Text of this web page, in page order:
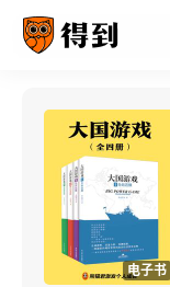
电子书